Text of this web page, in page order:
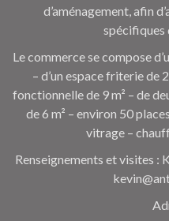
d’aménagement, afin
spécifiques
Le commerce se compose
– d’un espace friterie de
fonctionnelle de 9 m² – de
de 6 m² – environ 50
vitrage –
Renseignements et visites :